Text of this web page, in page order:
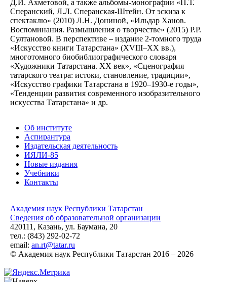
Д.И. Ахметовой, а также альбомы-монографии «П.Т.
Сперанский, Л.Л. Сперанская-Штейн. От эскиза к
спектаклю» (2010) Л.Н. Дониной, «Ильдар Ханов.
Воспоминания. Размышления о творчестве» (2015) Р.Р.
Султановой. В перспективе – издание 2-томного труда
«Искусство книги Татарстана» (XVIII–XX вв.),
многотомного биобиблиографического словаря
«Художники Татарстана. XX век», «Сценография
татарского театра: истоки, становление, традиции»,
«Искусство графики Татарстана в 1920–1930-е годы»,
«Тенденции развития современного изобразительного
искусства Татарстана» и др.
Об институте
Аспирантура
Издательская деятельность
ИЯЛИ-85
Новые издания
Учебники
Контакты
Академия наук Республики Татарстан
Сведения об образовательной организации
420111, Казань, ул. Баумана, 20
тел.: (843) 292-02-72
email: an.rt@tatar.ru
© Академия наук Республики Татарстан 2016 – 2026